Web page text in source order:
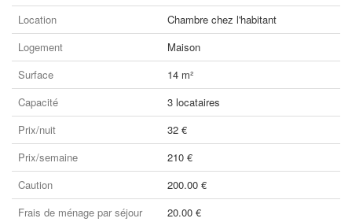
Location
Chambre chez l'habitant
Logement
Maison
Surface
14 m²
Capacité
3 locataires
Prix/nuit
32 €
Prix/semaine
210 €
Caution
200.00 €
Frais de ménage par séjour
20.00 €